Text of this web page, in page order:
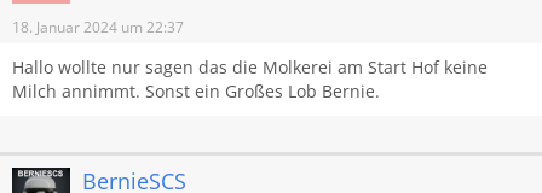
18. Januar 2024 um 22:37
Hallo wollte nur sagen das die Molkerei am Start Hof keine
Milch annimmt. Sonst ein Großes Lob Bernie.
BernieSCS